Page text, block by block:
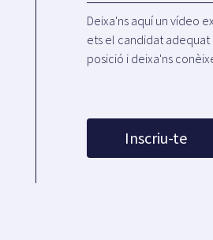
Deixa'ns aquí un vídeo
ets el candidat adequat
posició i deixa'ns
Inscriu-te